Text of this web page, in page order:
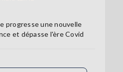
progresse une nouvelle
et dépasse l'ère Covid